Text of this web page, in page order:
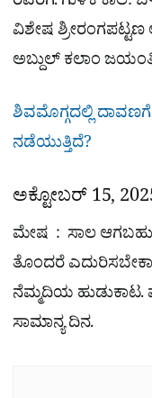
ವಿಶೇಷ ಶ್ರೀರಂಗಪಟ್ಟಣ
ಅಬ್ದುಲ್ ಕಲಾಂ ಜಯಂತಿ
ಶಿವಮೊಗ್ಗದಲ್ಲಿ
ನಡೆಯುತ್ತಿದೆ?
ಅಕ್ಟೋಬರ್ 15,
ಮೇಷ : ಸಾಲ
ತೊಂದರೆ
ನೆಮ್ಮದಿಯ ಹುಡುಕಾಟ.
ಸಾಮಾನ್ಯ ದಿನ.